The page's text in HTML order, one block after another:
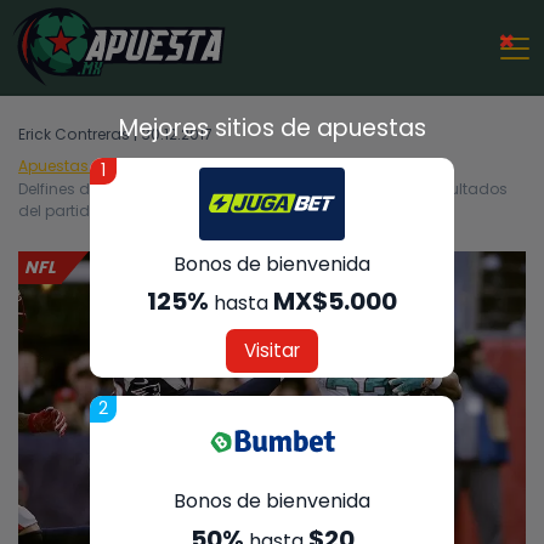
Erick Contreras | 30.12.2017
Apuestas Deportivas
NFL
Delfines de Miami vs Bills de Búfalo – Análisis, cuotas y resultados
del partido – 31/12/2017
NFL
×
Mejores sitios de apuestas
1
Bonos de bienvenida
125% hasta MX$5.000
Visitar
2
Bonos de bienvenida